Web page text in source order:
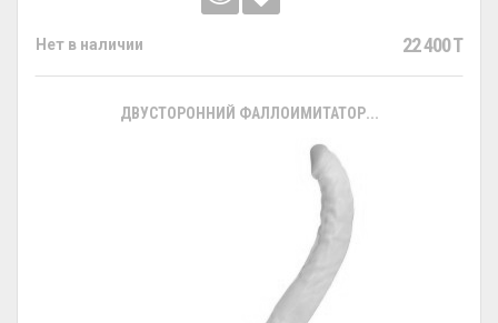
Нет в наличии 22 400 T
ДВУСТОРОННИЙ ФАЛЛОИМИТАТОР...